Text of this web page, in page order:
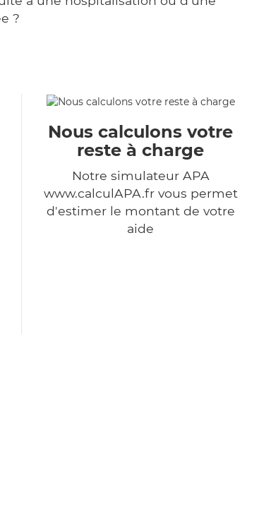
?
Nous calculons votre
reste à charge
Notre simulateur APA
www.calculAPA.fr vous permet
d'estimer le montant de votre
aide